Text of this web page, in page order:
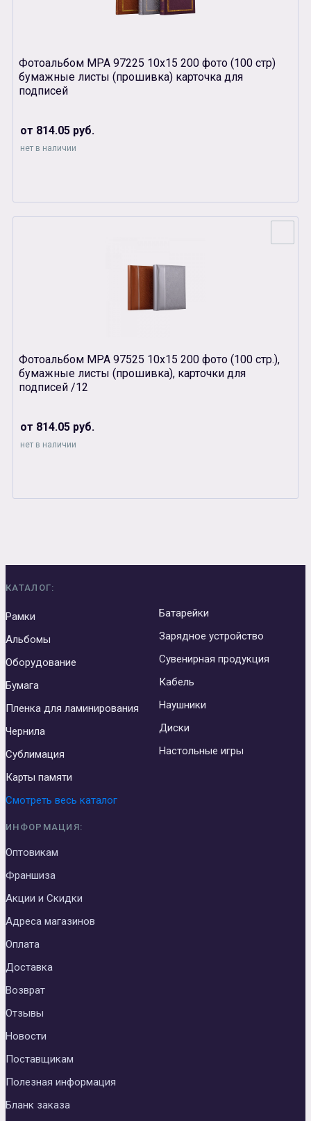
Фотоальбом МРА 97225 10х15 200 фото (100 стр)
бумажные листы (прошивка) карточка для
подписей
от 814.05 руб.
нет в наличии
Фотоальбом MPA 97525 10х15 200 фото (100 стр.),
бумажные листы (прошивка), карточки для
подписей /12
от 814.05 руб.
нет в наличии
КАТАЛОГ:
Рамки
Альбомы
Оборудование
Бумага
Пленка для ламинирования
Чернила
Сублимация
Карты памяти
Батарейки
Зарядное устройство
Сувенирная продукция
Кабель
Наушники
Диски
Настольные игры
Смотреть весь каталог
ИНФОРМАЦИЯ:
Оптовикам
Франшиза
Акции и Скидки
Адреса магазинов
Оплата
Доставка
Возврат
Отзывы
Новости
Поставщикам
Полезная информация
Бланк заказа